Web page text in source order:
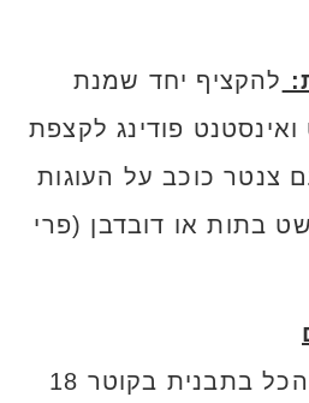
להקציף יחד שמנת
ואינסטנט פודינג לקצפת
צנטר כוכב על העוגות
בתות או דובדבן (פרי
אפשר לאפות הכל בתבנית בקוטר 18